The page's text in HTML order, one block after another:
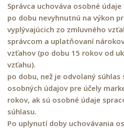
Správca uchováva osobné údaje
po dobu nevyhnutnú na výkon
vyplývajúcich zo zmluvného
správcom a uplatňovaní
vzťahov (po dobu 15 rokov od
vzťahu).
po dobu, než je odvolaný súhlas
osobných údajov pre účely
rokov, ak sú osobné údaje
súhlasu.
Po uplynutí doby uchovávania